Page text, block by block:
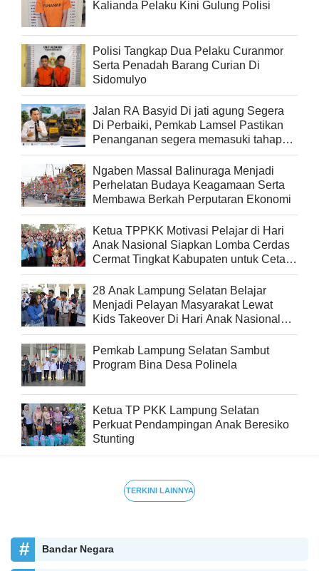
Kalianda Pelaku Kini Gulung Polisi
Polisi Tangkap Dua Pelaku Curanmor
Serta Penadah Barang Curian Di
Sidomulyo
Jalan RA Basyid Di jati agung Segera
Di Perbaiki, Pemkab Lamsel Pastikan
Penanganan segera memasuki tahap
pelaksanaan
Ngaben Massal Balinuraga Menjadi
Perhelatan Budaya Keagamaan Serta
Membawa Berkah Perputaran Ekonomi
Ketua TPPKK Motivasi Pelajar di Hari
Anak Nasional Siapkan Lomba Cerdas
Cermat Tingkat Kabupaten untuk Cetak
Generasi Berprestasi
28 Anak Lampung Selatan Belajar
Menjadi Pelayan Masyarakat Lewat
Kids Takeover Di Hari Anak Nasional
2026
Pemkab Lampung Selatan Sambut
Program Bina Desa Polinela
Ketua TP PKK Lampung Selatan
Perkuat Pendampingan Anak Beresiko
Stunting
TERKINI LAINNYA
Bandar Negara